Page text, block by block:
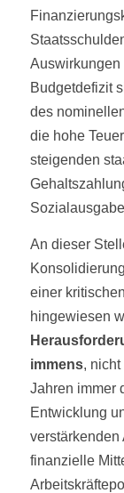
Auswirkungen
Budgetdefizit
des
die hohe
steigenden
An dieser
einer
hingewiesen
immens, nicht
Jahren immer
Entwicklung
verstärkenden
finanzielle